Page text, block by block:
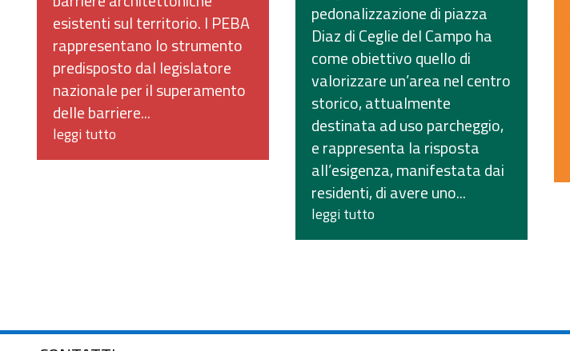
esistenti sul territorio. I PEBA
rappresentano lo strumento
predisposto dal legislatore
nazionale per il superamento
delle barriere...
leggi tutto
pedonalizzazione di piazza
Diaz di Ceglie del Campo ha
come obiettivo quello di
valorizzare un’area nel centro
storico, attualmente
destinata ad uso parcheggio,
e rappresenta la risposta
all’esigenza, manifestata dai
residenti, di avere uno...
leggi tutto